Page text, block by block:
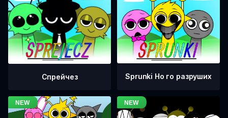
Спрейчез Sprunki Но го разруших